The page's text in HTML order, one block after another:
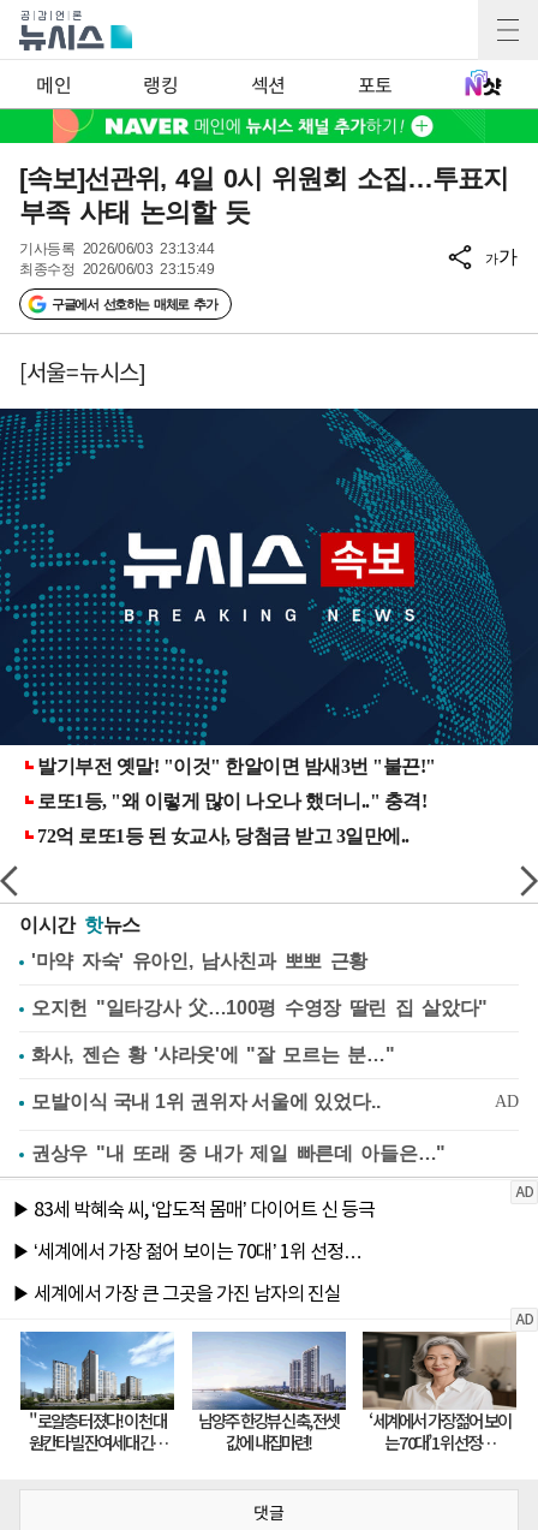
메인 랭킹 섹션 포토
[속보]선관위, 4일 0시 위원회 소집…투표지
부족 사태 논의할 듯
기사등록 2026/06/03 23:13:44
최종수정 2026/06/03 23:15:49
구글에서 선호하는 매체로 추가
가가
[서울=뉴시스]
이시간 핫뉴스
'마약 자숙' 유아인, 남사친과 뽀뽀 근황
오지헌 "일타강사 父…100평 수영장 딸린 집 살았다"
화사, 젠슨 황 '샤라웃'에 "잘 모르는 분…"
권상우 "내 또래 중 내가 제일 빠른데 아들은…"
댓글